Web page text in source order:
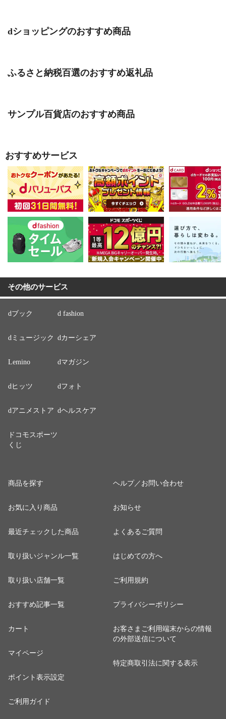
dショッピングのおすすめ商品
ふるさと納税百選のおすすめ返礼品
サンプル百貨店のおすすめ商品
おすすめサービス
その他のサービス
dブック d fashion
dミュージック dカーシェア
Lemino dマガジン
dヒッツ dフォト
dアニメストア dヘルスケア
ドコモスポーツ
くじ
商品を探す
お気に入り商品
最近チェックした商品
取り扱いジャンル一覧
取り扱い店舗一覧
おすすめ記事一覧
カート
マイページ
ポイント表示設定
ご利用ガイド
ヘルプ／お問い合わせ
お知らせ
よくあるご質問
はじめての方へ
ご利用規約
プライバシーポリシー
お客さまご利用端末からの情報
の外部送信について
特定商取引法に関する表示